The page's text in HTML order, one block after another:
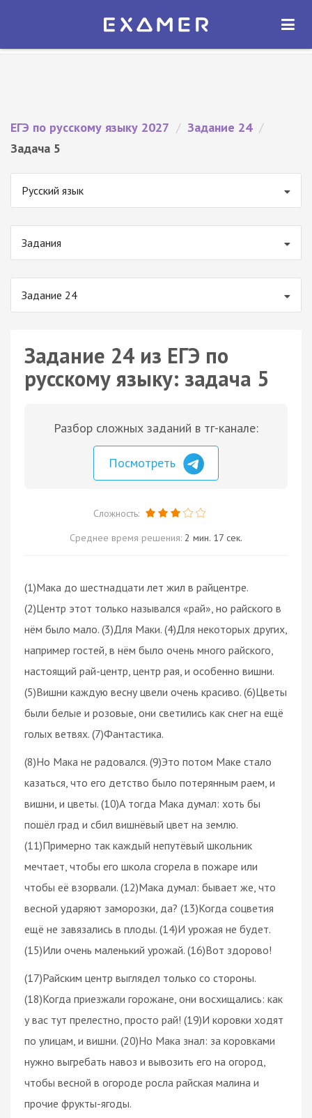
Экзамер — ЕГЭ 2027
ОТКРЫТЬ
ЕГЭ по русскому языку 2027 / Задание 24 /
Задача 5
Русский язык
Задания
Задание 24
Задание 24 из ЕГЭ по
русскому языку: задача 5
Разбор сложных заданий в тг-канале:
Посмотреть
Сложность:
Среднее время решения: 2 мин. 17 сек.
(1)Мака до шестнадцати лет жил в райцентре.
(2)Центр этот только назывался «рай», но райского в
нём было мало. (3)Для Маки. (4)Для некоторых других,
например гостей, в нём было очень много райского,
настоящий рай-центр, центр рая, и особенно вишни.
(5)Вишни каждую весну цвели очень красиво. (6)Цветы
были белые и розовые, они светились как снег на ещё
голых ветвях. (7)Фантастика.
(8)Но Мака не радовался. (9)Это потом Маке стало
казаться, что его детство было потерянным раем, и
вишни, и цветы. (10)А тогда Мака думал: хоть бы
пошёл град и сбил вишнёвый цвет на землю.
(11)Примерно так каждый непутёвый школьник
мечтает, чтобы его школа сгорела в пожаре или
чтобы её взорвали. (12)Мака думал: бывает же, что
весной ударяют заморозки, да? (13)Когда соцветия
ещё не завязались в плоды. (14)И урожая не будет.
(15)Или очень маленький урожай. (16)Вот здорово!
(17)Райским центр выглядел только со стороны.
(18)Когда приезжали горожане, они восхищались: как
у вас тут прелестно, просто рай! (19)И коровки ходят
по улицам, и вишни. (20)Но Мака знал: за коровками
нужно выгребать навоз и вывозить его на огород,
чтобы весной в огороде росла райская малина и
прочие фрукты-ягоды.